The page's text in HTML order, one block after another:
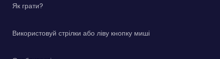
Як грати?
Використовуй стрілки або ліву кнопку миші